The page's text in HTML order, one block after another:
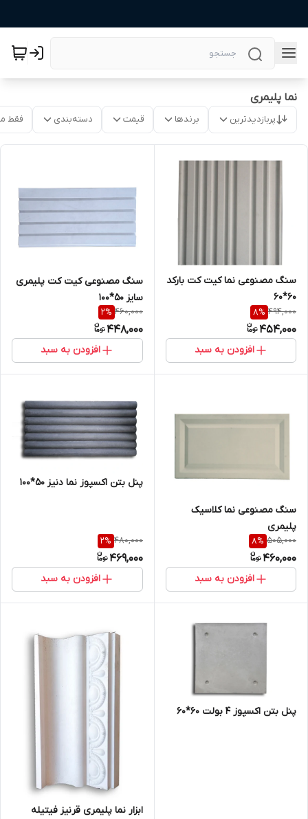
نما پلیمری
پربازدیدترین برندها قیمت دسته‌بندی فقط
سنگ مصنوعی نما کیت کت بارکد
60*60
494,000
8%
454,000
افزودن به سبد
سنگ مصنوعی کیت کت پلیمری
سایز 50*100
460,000
2%
448,000
افزودن به سبد
سنگ‌ مصنوعی نما کلاسیک
پلیمری
505,000
8%
460,000
افزودن به سبد
پنل بتن اکسپوز نما دنیز 50*100
480,000
2%
469,000
افزودن به سبد
پنل بتن اکسپوز 4 بولت 60*60
ابزار نما پلیمری قرنیز فیتیله